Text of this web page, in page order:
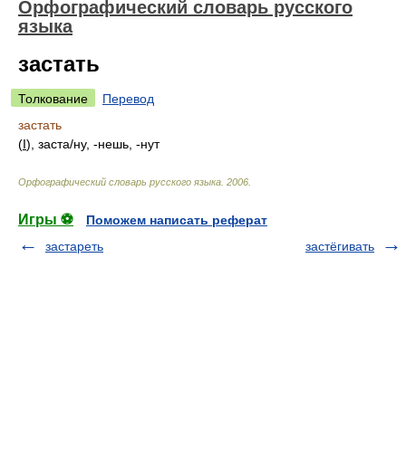
Орфографический словарь русского
языка
застать
Толкование
Перевод
застать
(I), заста/ну, -нешь, -нут
Орфографический словарь русского языка 2006
Игры ⚽
Поможем написать реферат
застареть
застёгивать